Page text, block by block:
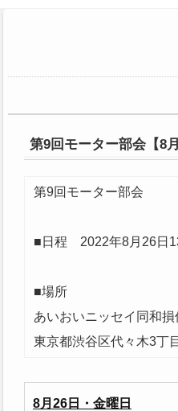
第9回モーター部会【8
第9回モーター部会
■日程 2022年8月26日
■場所
あいおいニッセイ同和
東京都渋谷区代々木3丁
8月26日・金曜日